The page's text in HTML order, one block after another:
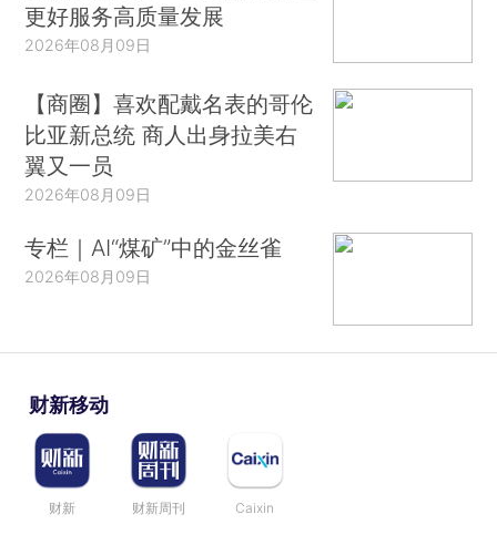
更好服务高质量发展
2026年08月09日
【商圈】喜欢配戴名表的哥伦
比亚新总统 商人出身拉美右
翼又一员
2026年08月09日
专栏｜AI“煤矿”中的金丝雀
2026年08月09日
财新移动
财新 财新周刊 Caixin